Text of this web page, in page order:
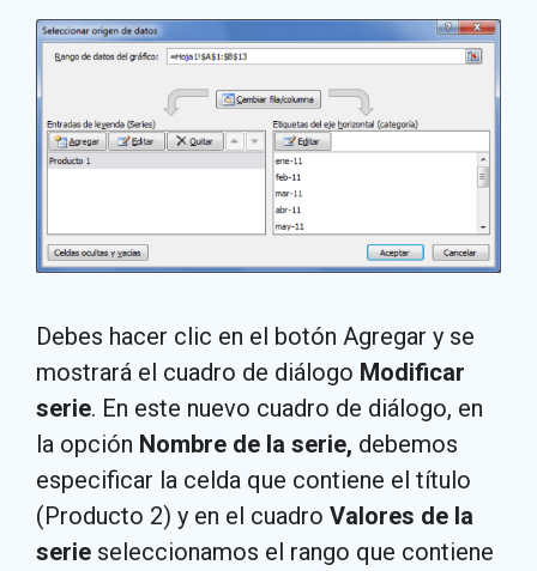
Debes hacer clic en el botón Agregar y se
mostrará el cuadro de diálogo Modificar
serie. En este nuevo cuadro de diálogo, en
la opción Nombre de la serie, debemos
especificar la celda que contiene el título
(Producto 2) y en el cuadro Valores de la
serie seleccionamos el rango que contiene